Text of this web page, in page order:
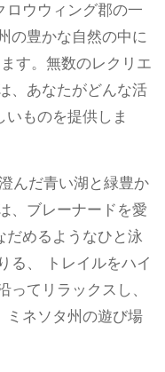
ロウウィング郡の一
の豊かな自然の中に
す。無数のレクリエ
、あなたがどんな活
ものを提供しま
んだ青い湖と緑豊か
、ブレーナードを愛
だめるようなひと泳
る、 トレイルをハイ
ってリラックスし、
ミネソタ州の遊び場